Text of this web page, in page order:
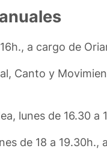
a cargo de
Canto y
lunes de 16.30
de 18 a